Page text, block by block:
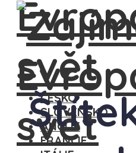
ČESKO
SLOVENSKO
ANGLIE
FRANCIE